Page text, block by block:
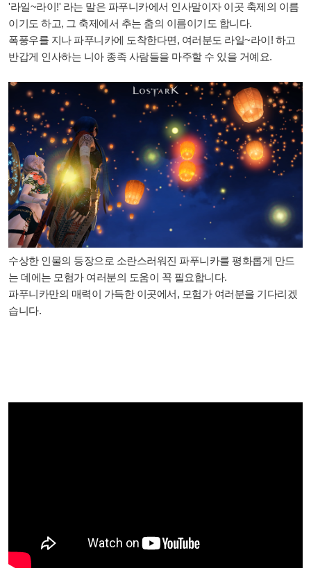
'라일~라이!' 라는 말은 파푸니카에서 인사말이자 이곳 축제의 이름
이기도 하고, 그 축제에서 추는 춤의 이름이기도 합니다.
폭풍우를 지나 파푸니카에 도착한다면, 여러분도 라일~라이! 하고
반갑게 인사하는 니아 종족 사람들을 마주할 수 있을 거예요.
수상한 인물의 등장으로 소란스러워진 파푸니카를 평화롭게 만드
는 데에는 모험가 여러분의 도움이 꼭 필요합니다.
파푸니카만의 매력이 가득한 이곳에서, 모험가 여러분을 기다리겠
습니다.